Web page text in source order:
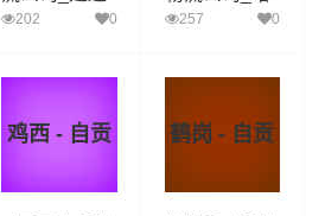
到自贡货运_
202 0
尔滨到自贡货
257 0
鸡西 - 自贡 鹤岗 - 自贡